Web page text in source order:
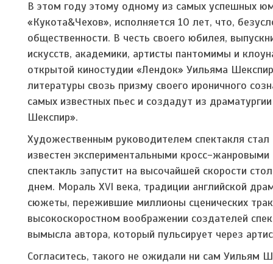
В этом году этому одному из самых успешных
«Кукота&Чехов», исполняется 10 лет, что,
общественности. В честь своего юбилея,
искусств, академики, артисты пантомимы и
открытой киностудии «Лендок» Уильяма
литературы свозь призму своего ироничного
самых известных пьес и создадут из
Шекспир».
Художественным руководителем спектакля
известен экспериментальными кросс-
спектакль запустит на высочайшей скорости
днем. Мораль XVI века, традиции английской
сюжеты, пережившие миллионы сценических
высокоскоростном воображении создателей
вымысла автора, который пульсирует через
Согласитесь, такого не ожидали ни сам Уильям